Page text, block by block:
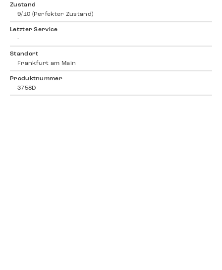
Zustand
9/10 (Perfekter Zustand)
Letzter Service
-
Standort
Frankfurt am Main
Produktnummer
3758D